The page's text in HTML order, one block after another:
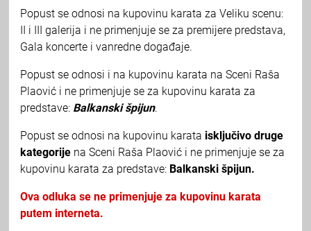
Popust se odnosi na kupovinu karata za Veliku scenu:
II i III galerija i ne primenjuje se za premijere predstava,
Gala koncerte i vanredne događaje.
Popust se odnosi i na kupovinu karata na Sceni Raša
Plaović i ne primenjuje se za kupovinu karata za
predstave: Balkanski špijun.
Popust se odnosi na kupovinu karata isključivo druge
kategorije na Sceni Raša Plaović i ne primenjuje se za
kupovinu karata za predstave: Balkanski špijun.
Ova odluka se ne primenjuje za kupovinu karata
putem interneta.